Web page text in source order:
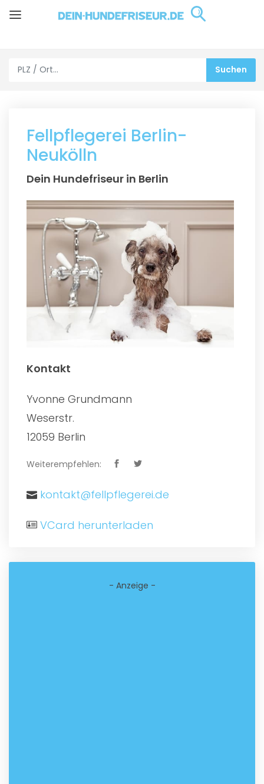
Fellpflegerei Berlin-
Neukölln
Dein Hundefriseur in Berlin
Kontakt
Yvonne Grundmann
Weserstr.
12059 Berlin
Weiterempfehlen:
kontakt@fellpflegerei.de
VCard herunterladen
- Anzeige -